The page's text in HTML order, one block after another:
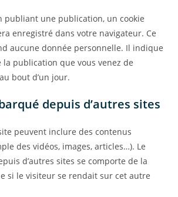
publiant une publication, un cookie
enregistré dans votre navigateur. Ce
aucune donnée personnelle. Il indique
la publication que vous venez de
bout d’un jour.
depuis d’autres sites
peuvent inclure des contenus
des vidéos, images, articles…). Le
d’autres sites se comporte de la
si le visiteur se rendait sur cet autre